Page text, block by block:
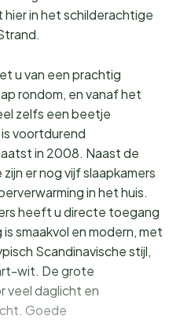
in het schilderachtige
u van een prachtig
rondom, en vanaf het
zelfs een beetje
voortdurend
in 2008. Naast de
er nog vijf slaapkamers
in het huis.
heeft u directe toegang
smaakvol en modern, met
Scandinavische stijl,
wit. De grote
veel daglicht en
Goede